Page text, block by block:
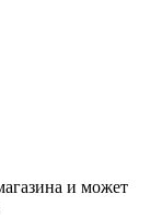
и может